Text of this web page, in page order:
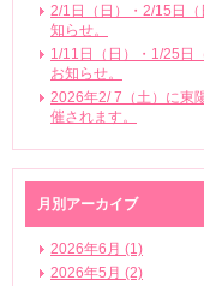
2/1日（日）・2/15日
知らせ。
1/11日（日）・1/25日
お知らせ。
2026年2/ 7（土）に東
催されます。
月別アーカイブ
2026年6月 (1)
2026年5月 (2)